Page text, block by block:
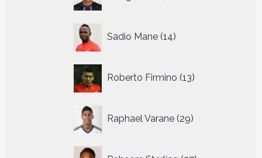
Sadio Mane 14
producten
Roberto Firmino 13
producten
Raphael Varane 29
producten